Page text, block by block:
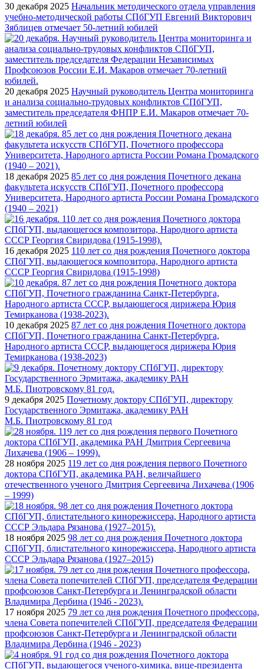
30 декабря 2025 Начальник методического отдела управления
учебно-методической работы СПбГУП Евгений Викторович
Зяблицев отмечает 50-летний юбилей
20 декабря 2025 Научный руководитель Центра мониторинга
и анализа социально-трудовых конфликтов СПбГУП,
заместитель председателя ФНПР Е.И. Макаров отмечает 70-
летний юбилей
18 декабря 2025 85 лет со дня рождения Почетного декана
факультета искусств СПбГУП, Почетного профессора
Университета, Народного артиста России Романа Громадского
(1940 – 2021)
16 декабря 2025 110 лет со дня рождения Почетного доктора
СПбГУП, выдающегося композитора, Народного артиста
СССР Георгия Свиридова (1915-1998)
10 декабря 2025 87 лет со дня рождения Почетного доктора
СПбГУП, Почетного гражданина Санкт-Петербурга,
Народного артиста СССР, выдающегося дирижера Юрия
Темирканова (1938-2023)
9 декабря 2025 Почетному доктору СПбГУП, директору
Государственного Эрмитажа, академику РАН
М.Б. Пиотровскому 81 год
28 ноября 2025 119 лет со дня рождения первого Почетного
доктора СПбГУП, академика РАН, величайшего
отечественного ученого Дмитрия Сергеевича Лихачева (1906
– 1999)
18 ноября 2025 98 лет со дня рождения Почетного доктора
СПбГУП, блистательного кинорежиссера, Народного артиста
СССР Эльдара Рязанова (1927–2015)
17 ноября 2025 79 лет со дня рождения Почетного профессора,
члена Совета попечителей СПбГУП, председателя Федерации
профсоюзов Санкт-Петербурга и Ленинградской области
Владимира Дербина (1946 - 2023)